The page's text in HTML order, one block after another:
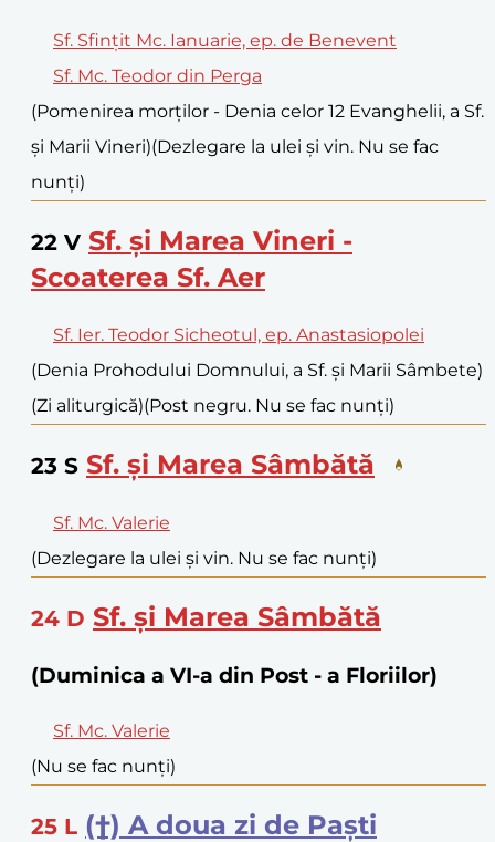
Sf. Sfințit Mc. Ianuarie, ep. de Benevent
Sf. Mc. Teodor din Perga
(Pomenirea morților - Denia celor 12 Evanghelii, a Sf.
și Marii Vineri)(Dezlegare la ulei și vin. Nu se fac
nunți)
22 V Sf. și Marea Vineri -
Scoaterea Sf. Aer
Sf. Ier. Teodor Sicheotul, ep. Anastasiopolei
(Denia Prohodului Domnului, a Sf. și Marii Sâmbete)
(Zi aliturgică)(Post negru. Nu se fac nunți)
23 S Sf. și Marea Sâmbătă
Sf. Mc. Valerie
(Dezlegare la ulei și vin. Nu se fac nunți)
24 D Sf. și Marea Sâmbătă
(Duminica a VI-a din Post - a Floriilor)
Sf. Mc. Valerie
(Nu se fac nunți)
25 L (†) A doua zi de Paști